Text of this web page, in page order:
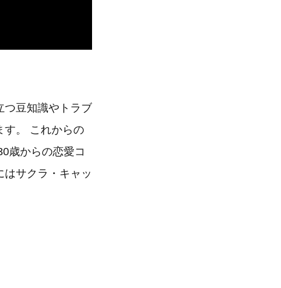
つ豆知識やトラブ
す。 これからの
歳からの恋愛コ
サクラ・キャッ